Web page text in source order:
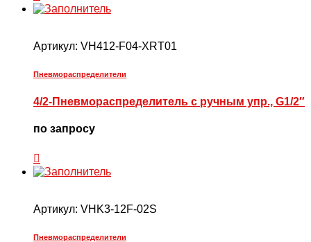
Артикул: VH412-F04-XRT01
Пневмораспределители
4/2-Пневмораспределитель с ручным упр., G1/2″
по запросу
Артикул: VHK3-12F-02S
Пневмораспределители